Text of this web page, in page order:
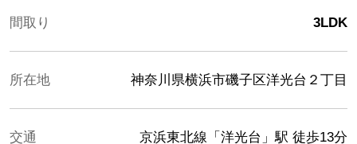
間取り 3LDK
所在地 神奈川県横浜市磯子区洋光台２丁目
交通 京浜東北線「洋光台」駅 徒歩13分